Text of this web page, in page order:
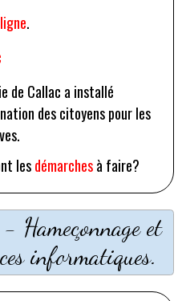
.
de Callac a installé
des citoyens pour les
lesdémarchesà faire?
Hameçonnage et
informatiques.